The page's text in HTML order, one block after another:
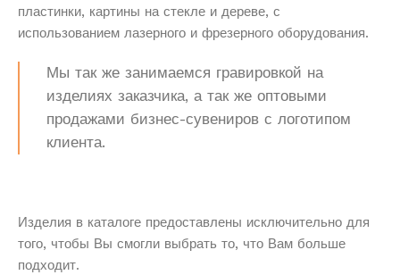
пластинки, картины на стекле и дереве, с
использованием лазерного и фрезерного оборудования.
Мы так же занимаемся гравировкой на
изделиях заказчика, а так же оптовыми
продажами бизнес-сувениров с логотипом
клиента.
Изделия в каталоге предоставлены исключительно для
того, чтобы Вы смогли выбрать то, что Вам больше
подходит.